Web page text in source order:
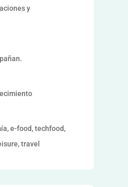
y
e-food, techfood,
travel